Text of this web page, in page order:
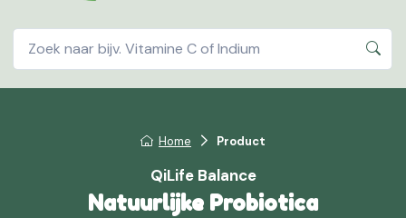
Home Product
QiLife Balance
Natuurlijke Probiotica